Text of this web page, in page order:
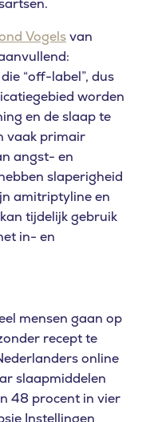
Vogelsvan
“off-label”, dus
worden
en de slaap te
vaak primair
angst- en
slaperigheid
amitriptyline en
tijdelijk gebruik
in- en
mensen gaan op
recept te
online
slaapmiddelen
48 procent in vier
Instellingen